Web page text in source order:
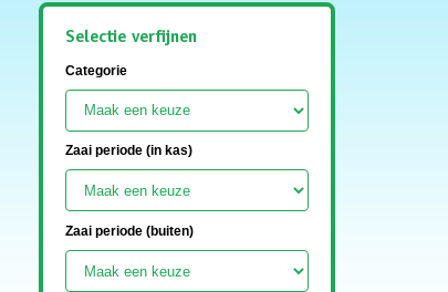
Selectie verfijnen
Categorie
Zaai periode (in kas)
Zaai periode (buiten)